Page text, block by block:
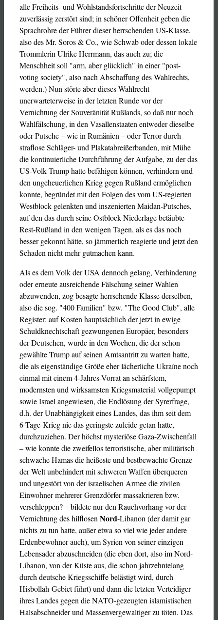
alle Freiheits- und Wohlstandsfortschritte der Neuzeit
zuverlässig zerstört sind; in schöner Offenheit geben die
Sprachrohre der Führer dieser herrschenden US-Klasse,
also des Mr. Soros & Co., wie Schwab oder dessen lokale
Trommlerin Ulrike Herrmann, das auch zu; die
Menschheit soll "arm, aber glücklich" in einer "post-
voting society", also nach Abschaffung des Wahlrechts,
werden.) Nun störte aber dieses Wahlrecht
unerwarteterweise in der letzten Runde vor der
Vernichtung der Souveränität Rußlands, so daß nur noch
Wahlfälschung, in den Vasallenstaaten entweder dieselbe
oder Putsche – wie in Rumänien – oder Terror durch
straflose Schläger- und Plakatabreißerbanden, mit Mühe
die kontinuierliche Durchführung der Aufgabe, zu der das
US-Volk Trump hatte befähigen können, verhindern und
den ungeheuerlichen Krieg gegen Rußland ermöglichen
konnte, begründet mit den Folgen des vom US-regierten
Westblock gelenkten und inszenierten Maidan-Putsches,
auf den das durch seine Ostblock-Niederlage betäubte
Rest-Rußland in den wenigen Tagen, als es das noch
besser gekonnt hätte, so jämmerlich reagierte und jetzt den
Schaden nicht mehr gutmachen kann.
Als es dem Volk der USA dennoch gelang, Verhinderung
oder erneute ausreichende Fälschung seiner Wahlen
abzuwenden, zog besagte herrschende Klasse derselben,
also die sog. "400 Familien" bzw. "The Good Club", alle
Register: auf Kosten hauptsächlich der jetzt in ewige
Schuldknechtschaft gezwungenen Europäer, besonders
der Deutschen, wurde in den Wochen, die der schon
gewählte Trump auf seinen Amtsantritt zu warten hatte,
die als eigenständige Größe eher lächerliche Ukraïne noch
einmal mit einem 4-Jahres-Vorrat an schärfstem,
modernsten und wirksamsten Kriegsmaterial vollgepumpt
sowie Israel angewiesen, die Endlösung der Syrerfrage,
d.h. der Unabhängigkeit eines Landes, das ihm seit dem
6-Tage-Krieg nie das geringste zuleide getan hatte,
durchzuziehen. Der höchst mysteriöse Gaza-Zwischenfall
– wie konnte die zweifellos terroristische, aber militärisch
schwache Hamas die heißeste und bestbewachte Grenze
der Welt unbehindert mit schweren Waffen überqueren
und ungestört von der israelischen Armee die zivilen
Einwohner mehrerer Grenzdörfer massakrieren bzw.
verschleppen? – bildete nur den Rauchvorhang vor der
Vernichtung des hilflosen Nord-Libanon (der damit gar
nichts zu tun hatte, außer etwa so viel wie jeder andere
Erdenbewohner auch), um Syrien von seiner einzigen
Lebensader abzuschneiden (die eben dort, also im Nord-
Libanon, von der Küste aus, die schon jahrzehntelang
durch deutsche Kriegsschiffe belästigt wird, durch
Hisbollah-Gebiet führt) und dann die letzten Verteidiger
ihres Landes gegen die NATO-gezeugten islamistischen
Halsabschneider und Massenvergewaltiger zu töten. Das